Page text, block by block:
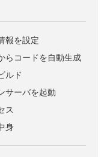
報を設定
らコードを自動生成
ルド
サーバを起動
ス
身